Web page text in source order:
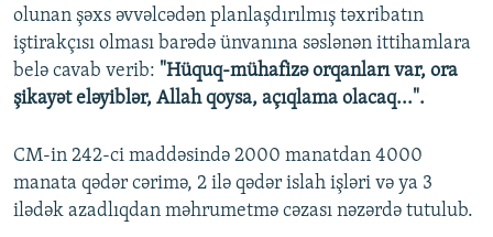
olunan şəxs əvvəlcədən planlaşdırılmış təxribatın
iştirakçısı olması barədə ünvanına səslənən ittihamlara
belə cavab verib: "Hüquq-mühafizə orqanları var, ora
şikayət eləyiblər, Allah qoysa, açıqlama olacaq...".
CM-in 242-ci maddəsində 2000 manatdan 4000
manata qədər cərimə, 2 ilə qədər islah işləri və ya 3
ilədək azadlıqdan məhrumetmə cəzası nəzərdə tutulub.